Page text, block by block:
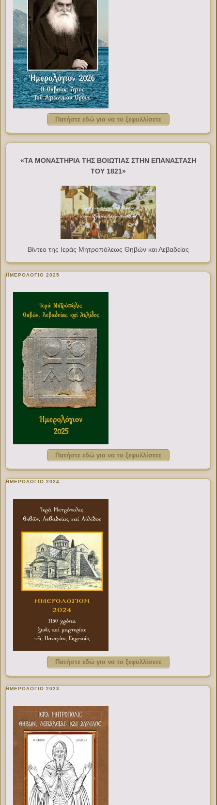
Πατήστε εδώ για να το ξεφυλλίσετε
«ΤΑ ΜΟΝΑΣΤΗΡΙΑ ΤΗΣ ΒΟΙΩΤΙΑΣ ΣΤΗΝ ΕΠΑΝΑΣΤΑΣΗ
ΤΟΥ 1821»
Βίντεο της Ιεράς Μητροπόλεως Θηβών και Λεβαδείας
ΗΜΕΡΟΛΟΓΙΟ 2025
Πατήστε εδώ για να το ξεφυλλίσετε
ΗΜΕΡΟΛΟΓΙΟ 2024
Πατήστε εδώ για να το ξεφυλλίσετε
ΗΜΕΡΟΛΟΓΙΟ 2023